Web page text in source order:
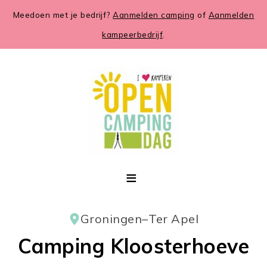
Meedoen met je bedrijf?Aanmelden camping of Aanmelden
kampeerbedrijf
Groningen–Ter Apel
Camping Kloosterhoeve